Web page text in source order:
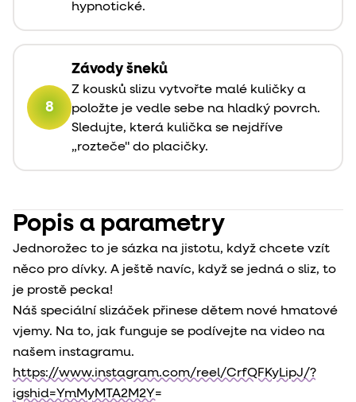
hypnotické.
8
Závody šneků
Z kousků slizu vytvořte malé kuličky a
položte je vedle sebe na hladký povrch.
Sledujte, která kulička se nejdříve
„rozteče" do placičky.
Popis a parametry
Jednorožec to je sázka na jistotu, když chcete vzít
něco pro dívky. A ještě navíc, když se jedná o sliz, to
je prostě pecka!
Náš speciální slizáček přinese dětem nové hmatové
vjemy. Na to, jak funguje se podívejte na video na
našem instagramu.
https://www.instagram.com/reel/CrfQFKyLipJ/?
igshid=YmMyMTA2M2Y=